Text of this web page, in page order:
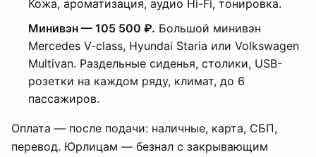
Кожа, ароматизация, аудио Hi-Fi, тонировка.
Минивэн — 105 500 ₽. Большой минивэн
Mercedes V-class, Hyundai Staria или Volkswagen
Multivan. Раздельные сиденья, столики, USB-
розетки на каждом ряду, климат, до 6
пассажиров.
Оплата — после подачи: наличные, карта, СБП,
перевод. Юрлицам — безнал с закрывающим